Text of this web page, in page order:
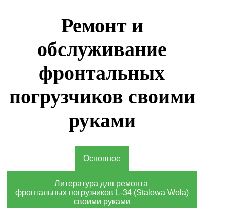
Ремонт и
обслуживание
фронтальных
погрузчиков своими
руками
Основное
Литература для ремонта
фронтальных погрузчиков L-34 (Stalowa Wola)
своими руками